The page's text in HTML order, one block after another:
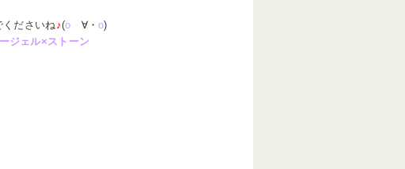
くださいね♪(o ゝ∀・o)
ジェル×ストーン